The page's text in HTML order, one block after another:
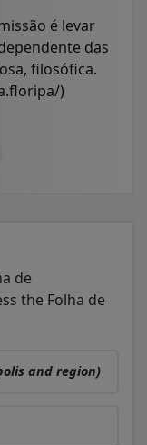
é levar
das
filosófica.
)
de
the Folha de
and region)